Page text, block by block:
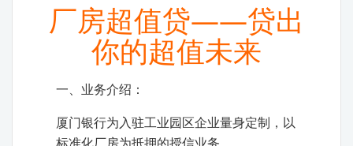
厂房超值贷——贷出
你的超值未来
一、业务介绍：
厦门银行为入驻工业园区企业量身定制，以